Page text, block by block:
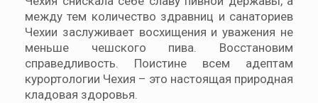
между тем количество здравниц и санаториев
Чехии заслуживает восхищения и уважения не
меньше чешского пива. Восстановим
справедливость. Поистине всем адептам
курортологии Чехия – это настоящая природная
кладовая здоровья.